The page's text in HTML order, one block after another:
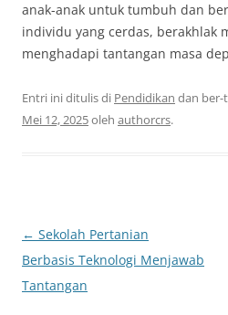
anak-anak untuk tumbuh dan
individu yang cerdas, berakhlak
menghadapi tantangan masa
Entri ini ditulis di Pendidikan dan ber-
Mei 12, 2025oleh authorcrs.
Navigasi
Tulisan
← Sekolah Pertanian
Berbasis Teknologi Menjawab
Tantangan